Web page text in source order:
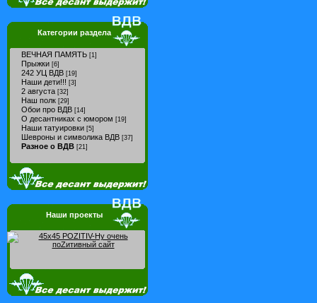
Категории раздела
ВЕЧНАЯ ПАМЯТЬ [1]
Прыжки [6]
242 УЦ ВДВ [19]
Наши дети!!! [3]
2 августа [32]
Наш полк [29]
Обои про ВДВ [14]
О десантниках с юмором [19]
Наши татуировки [5]
Шевроны и символика ВДВ [37]
Разное о ВДВ [21]
Наши проекты